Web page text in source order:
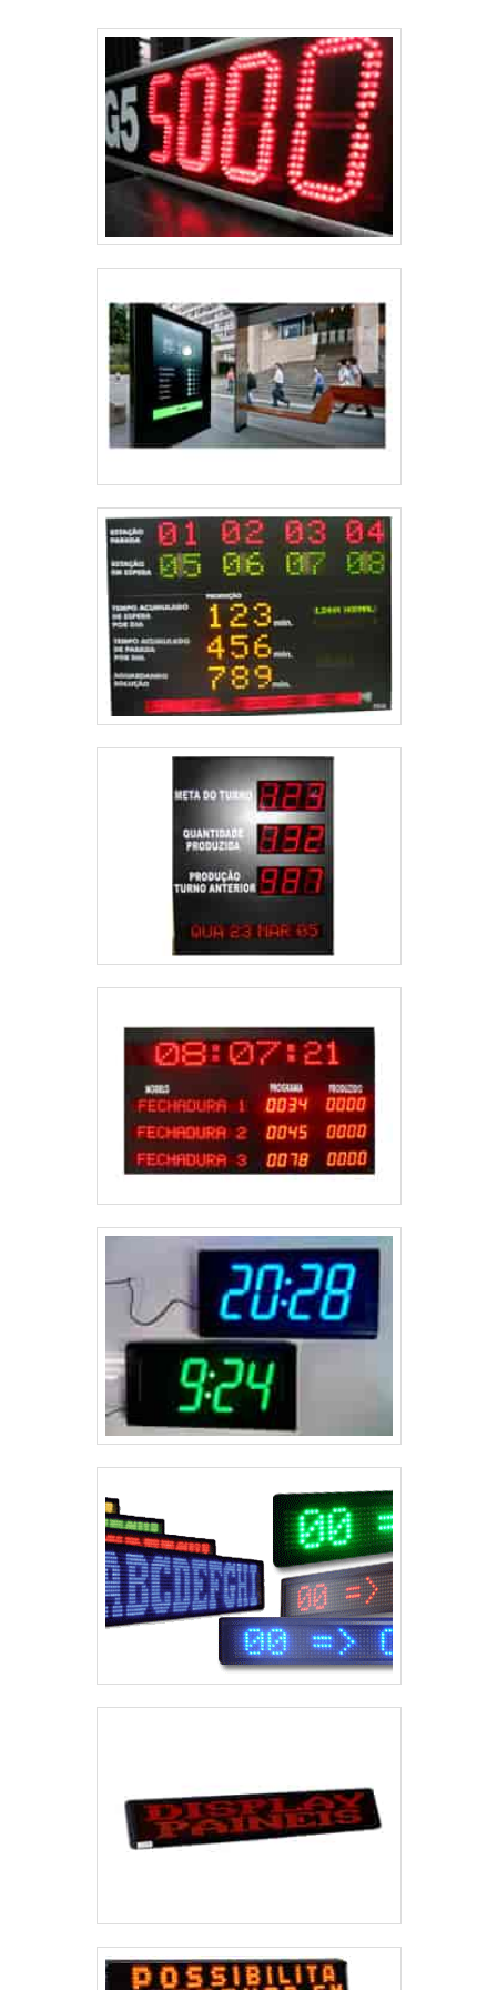
distribuição, sempre deve-se buscar uma empresa que tenha
produtos e serviços com ótima qualidade e proteção,
detalhes primordiais que são deixados de lado por muitas
empresas que não focam na fidelização do cliente.É
importante lembrar que o produto deve sempre ser
adquirido com empresas especializadas no segmento. Esse
tipo de cuidado ajuda a garantir a qualidade e durabilidade
dos materiais, além de evitar prejuízos com substituições
frequentes de produtos que não cumprem com suas
funções adequadamente. Assim, é possível poupar gastos
desnecessários.Existem diversos motivos para a Pégaso
Soluções Elétricas ter se tornado destaque quando
multidisciplinar de consultores associados; Profissionais
com vasta experiência na área de atuação; Equipe focada na
ética e aplicação das melhores práticas no mercado;
Escritório de alta qualidade onde são realizadas as
atividades; Matéria-prima de excelente qualidade;
Equipamentos de última geração.QUALIDADES E PONTOS
FORTES DA EMPRESAApenas na Pégaso Soluções Elétricas
tem a solução ideal para quadro geral de distribuição. Os
correção de fator de potência e quadro geral de luz e força.É
reconhecida por ser uma empresa comprometida com seus
serviços e uma empresa que preza pela segurança,
características possíveis pelo fato de a empresa ter
escritório de alta qualidade onde são realizadas as
atividades e estrutura suficiente para atender todas as
demandas. Esses fatores, somados a um time com equipe
multidisciplinar de consultores associados e profissionais
qualificados, comprovam sua essência de trazer o melhor
para todos os clientes.